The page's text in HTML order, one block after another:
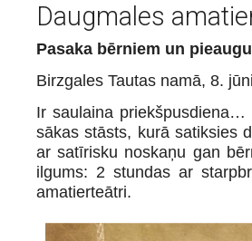
Daugmales
Pasaka bērniem un
Birzgales Tautas namā, 8.
Ir saulaina
sākas stāsts, kurā satiksies
ar satīrisku noskaņu gan
ilgums: 2 stundas ar
amatierteātri.